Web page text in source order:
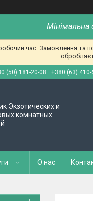
час. Замовлення та
(50) 181-20-08 +380 (63) 410-
Экзотических и
комнатных
О нас